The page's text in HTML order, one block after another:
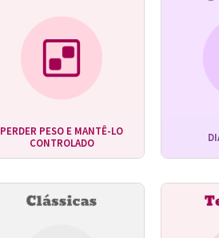
PERDER PESO E MANTÊ-LO
CONTROLADO